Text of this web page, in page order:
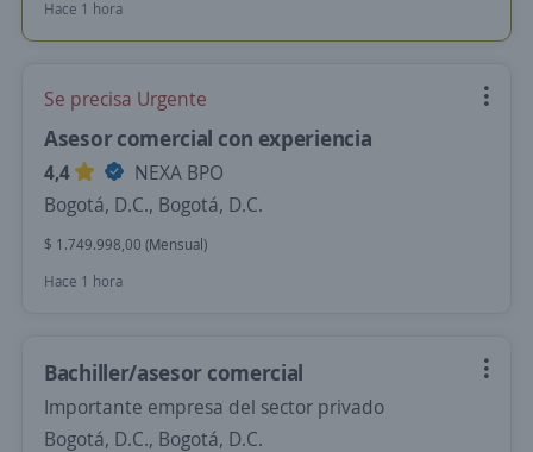
Hace 1 hora
Se precisa Urgente
Asesor comercial con experiencia
4,4
NEXA BPO
Bogotá, D.C., Bogotá, D.C.
$ 1.749.998,00 (Mensual)
Hace 1 hora
Bachiller/asesor comercial
Importante empresa del sector privado
Bogotá, D.C., Bogotá, D.C.